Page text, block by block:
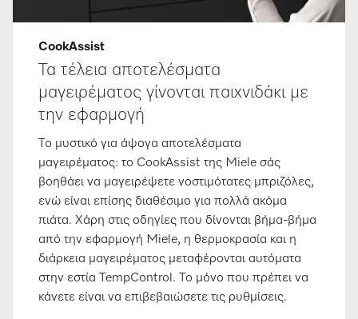
CookAssist
Τα τέλεια αποτελέσματα
μαγειρέματος γίνονται παιχνιδάκι με
την εφαρμογή
Το μυστικό για άψογα αποτελέσματα
μαγειρέματος: το CookAssist της Miele σάς
βοηθάει να μαγειρέψετε νοστιμότατες μπριζόλες,
ενώ είναι επίσης διαθέσιμο για πολλά ακόμα
πιάτα. Χάρη στις οδηγίες που δίνονται βήμα-βήμα
από την εφαρμογή Miele, η θερμοκρασία και η
διάρκεια μαγειρέματος μεταφέρονται αυτόματα
στην εστία TempControl. Το μόνο που πρέπει να
κάνετε είναι να επιβεβαιώσετε τις ρυθμίσεις.